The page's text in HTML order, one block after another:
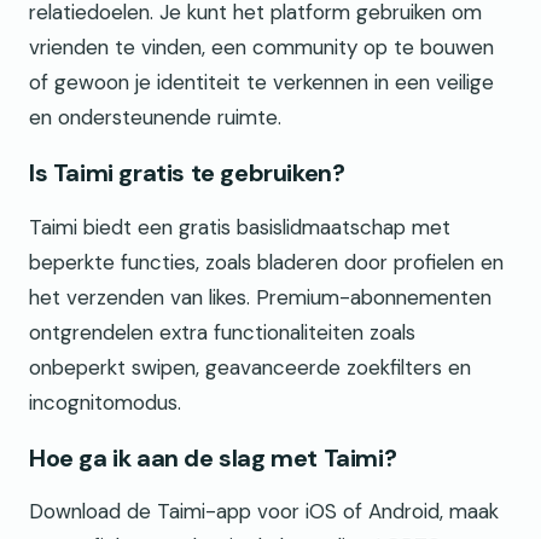
relatiedoelen. Je kunt het platform gebruiken om
vrienden te vinden, een community op te bouwen
of gewoon je identiteit te verkennen in een veilige
en ondersteunende ruimte.
Is Taimi gratis te gebruiken?
Taimi biedt een gratis basislidmaatschap met
beperkte functies, zoals bladeren door profielen en
het verzenden van likes. Premium-abonnementen
ontgrendelen extra functionaliteiten zoals
onbeperkt swipen, geavanceerde zoekfilters en
incognitomodus.
Hoe ga ik aan de slag met Taimi?
Download de Taimi-app voor iOS of Android, maak